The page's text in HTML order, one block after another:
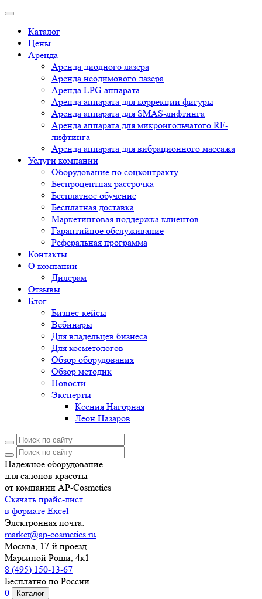
Каталог
Цены
Аренда
Аренда диодного лазера
Аренда неодимового лазера
Аренда LPG аппарата
Аренда аппарата для коррекции фигуры
Аренда аппарата для SMAS-лифтинга
Аренда аппарата для микроигольчатого RF-
лифтинга
Аренда аппарата для вибрационного массажа
Услуги компании
Оборудование по соцконтракту
Беспроцентная рассрочка
Бесплатное обучение
Бесплатная доставка
Маркетинговая поддержка клиентов
Гарантийное обслуживание
Реферальная программа
Контакты
О компании
Дилерам
Отзывы
Блог
Бизнес-кейсы
Вебинары
Для владельцев бизнеса
Для косметологов
Обзор оборудования
Обзор методик
Новости
Эксперты
Ксения Нагорная
Леон Назаров
Надежное оборудование
для салонов красоты
от компании AP-Cosmetics
Скачать прайс-лист
в формате Excel
Электронная почта:
market@ap-cosmetics.ru
Москва, 17-й проезд
Марьиной Рощи, 4к1
8 (495) 150-13-67
Бесплатно по России
0
Каталог